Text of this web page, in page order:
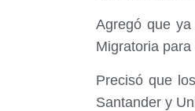
Agregó que
Migratoria
Precisó que
Santander y